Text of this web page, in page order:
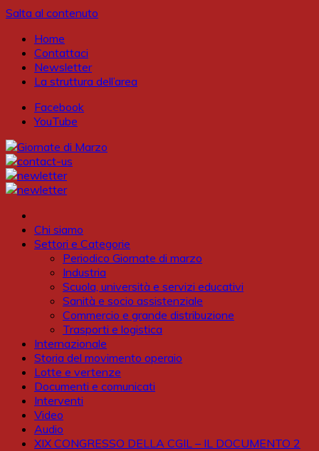
Salta al contenuto
Home
Contattaci
Newsletter
La struttura dell’area
Facebook
YouTube
Chi siamo
Settori e Categorie
Periodico Giornate di marzo
Industria
Scuola, università e servizi educativi
Sanità e socio assistenziale
Commercio e grande distribuzione
Trasporti e logistica
Internazionale
Storia del movimento operaio
Lotte e vertenze
Documenti e comunicati
Interventi
Video
Audio
XIX CONGRESSO DELLA CGIL – IL DOCUMENTO 2